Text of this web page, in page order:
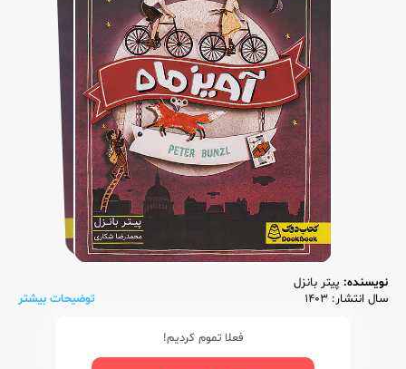
نویسنده: پیتر بانزل
سال انتشار: 1403
توضیحات بیشتر
فعلا تموم کردیم!